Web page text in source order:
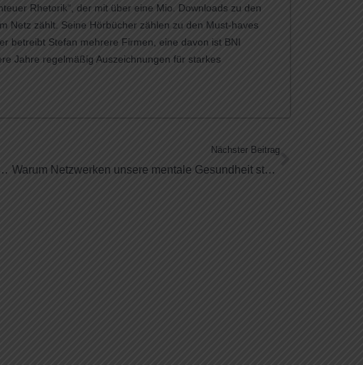
Rhetorik“, der mit über eine Mio. Downloads zu den
Netz zählt. Seine Hörbücher zählen zu den Must-haves
betreibt Stefan mehrere Firmen, eine davon ist BNI
Jahre regelmäßig Auszeichnungen für starkes
Milliarden Euro Umsatz durch persönliche Empfehlungen
Nächster Beitrag
Warum Netzwerken unsere mentale Gesundheit stärkt